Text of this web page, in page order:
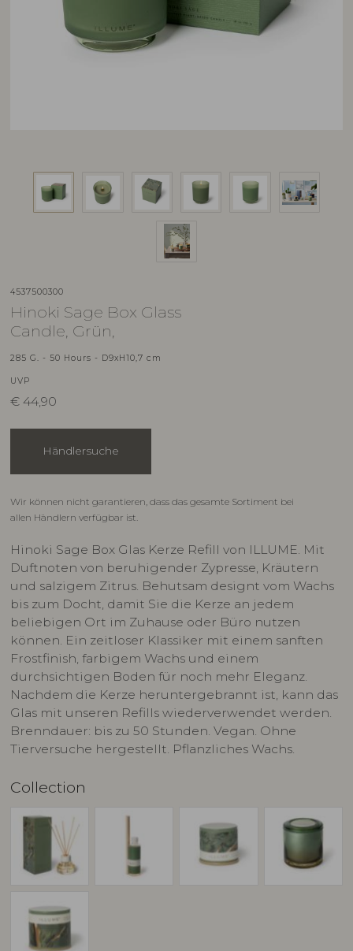
4537500300
Hinoki Sage Box Glass
Candle, Grün,
285 G. - 50 Hours - D9xH10,7 cm
UVP
€ 44,90
Händlersuche
Wir können nicht garantieren, dass das gesamte Sortiment bei
allen Händlern verfügbar ist.
Hinoki Sage Box Glas Kerze Refill von ILLUME. Mit
Duftnoten von beruhigender Zypresse, Kräutern
und salzigem Zitrus. Behutsam designt vom Wachs
bis zum Docht, damit Sie die Kerze an jedem
beliebigen Ort im Zuhause oder Büro nutzen
können. Ein zeitloser Klassiker mit einem sanften
Frostfinish, farbigem Wachs und einem
durchsichtigen Boden für noch mehr Eleganz.
Nachdem die Kerze heruntergebrannt ist, kann das
Glas mit unseren Refills wiederverwendet werden.
Brenndauer: bis zu 50 Stunden. Vegan. Ohne
Tierversuche hergestellt. Pflanzliches Wachs.
Collection